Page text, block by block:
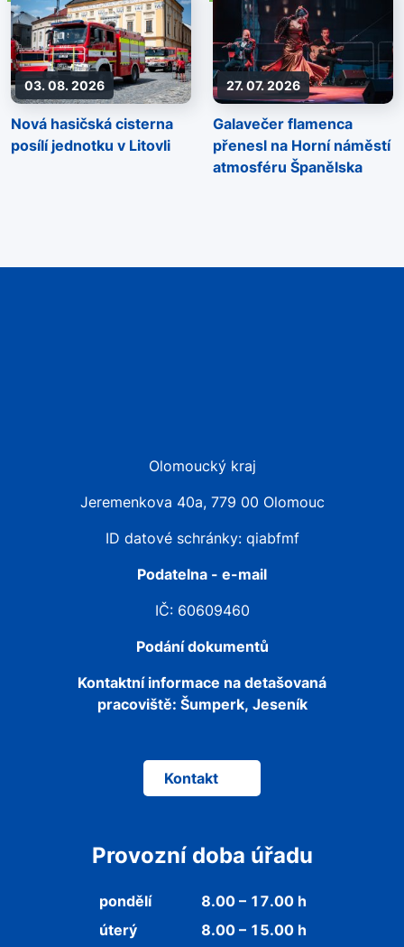
03. 08. 2026
Nová hasičská cisterna
posílí jednotku v Litovli
27. 07. 2026
Galavečer flamenca
přenesl na Horní náměstí
atmosféru Španělska
Olomoucký kraj
Jeremenkova 40a, 779 00 Olomouc
ID datové schránky: qiabfmf
Podatelna - e-mail
IČ: 60609460
Podání dokumentů
Kontaktní informace na detašovaná
pracoviště: Šumperk, Jeseník
Kontakt
Provozní doba úřadu
pondělí
8.00 – 17.00 h
úterý
8.00 – 15.00 h